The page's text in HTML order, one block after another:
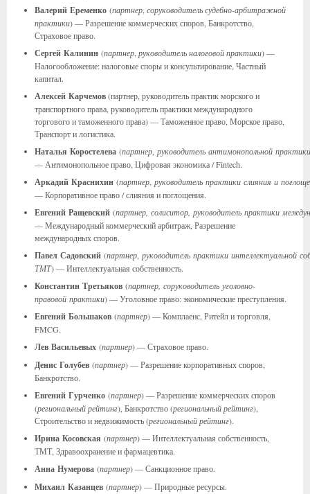
Валерий Еременко (партнер соруководитель судебно-арбитражной
практики) — Разрешение коммерческих споров, Банкротство,
Страховое право.
Сергей Калинин (партнер руководитель налоговой практики) —
Налогообложение: налоговые споры и консультирование, Частный
капитал.
Алексей Карчемов(партнер, руководитель практик морского и
транспортного права, руководитель практики международного
торгового и таможенного права) — Таможенное право, Морское право,
Транспорт и логистика.
Наталья Коростелева (партнер руководитель антимонопольной практики
— Антимонопольное право, Цифровая экономика / Fintech.
Аркадий Краснихин (партнер руководитель практики слияния и
— Корпоративное право / слияния и поглощения.
Евгений Ращевский (партнер, солиситор, руководитель практики
— Международный коммерческий арбитраж, Разрешение
международных споров.
Павел Садовский (партнер руководитель практики интеллектуальной
ТМТ) — Интеллектуальная собственность.
Константин Третьяков (партнер, соруководитель уголовно-
правовой практики) — Уголовное право: экономические преступления.
Евгений Большаков (партнер) — Комплаенс, Ритейл и торговля,
FMCG.
Лев Васильевых (партнер) — Страховое право.
Денис Голубев (партнер) — Разрешение корпоративных споров,
Банкротство.
Евгений Гурченко (партнер) — Разрешение коммерческих споров
(региональный рейтинг), Банкротство (региональный рейтинг),
Строительство и недвижимость (региональный рейтинг).
Ирина Косовская (партнер) — Интеллектуальная собственность,
ТМТ, Здравоохранение и фармацевтика.
Анна Нумерова (партнер) — Санкционное право.
Михаил Казанцев (партнер) — Природные ресурсы.